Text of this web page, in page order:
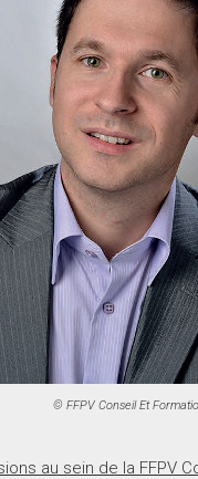
© FFPV Conseil Et
au sein de la FFPV